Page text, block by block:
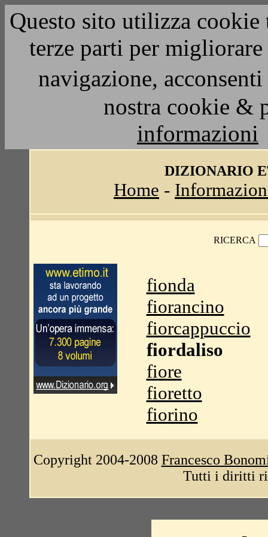
Questo sito utilizza
terze parti per
navigazione,
nostra cookie &
informazioni
DIZIONARIO
Home -
RICERCA
fionda
fiorancino
fiorcappuccio
fiordaliso
fiore
fioretto
fiorino
Copyright 2004-2008 Francesco
Tutti i diritti